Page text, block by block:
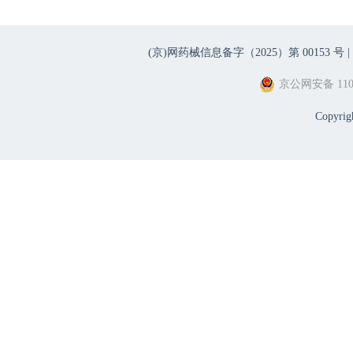
(京)网药械信息备字（2025）第 00153 号 |
京公网安备